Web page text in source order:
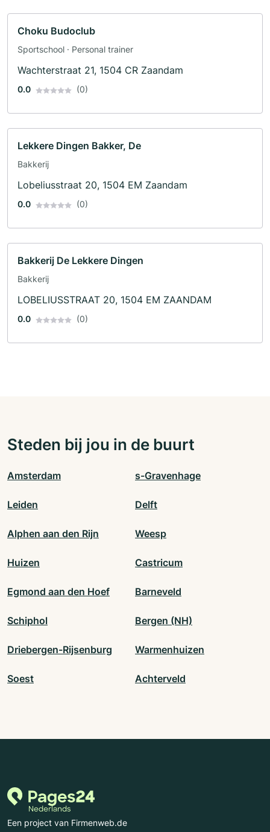
Choku Budoclub
Sportschool · Personal trainer
Wachterstraat 21, 1504 CR Zaandam
0.0 (0)
Lekkere Dingen Bakker, De
Bakkerij
Lobeliusstraat 20, 1504 EM Zaandam
0.0 (0)
Bakkerij De Lekkere Dingen
Bakkerij
LOBELIUSSTRAAT 20, 1504 EM ZAANDAM
0.0 (0)
Steden bij jou in de buurt
Amsterdam s-Gravenhage
Leiden Delft
Alphen aan den Rijn Weesp
Huizen Castricum
Egmond aan den Hoef Barneveld
Schiphol Bergen (NH)
Driebergen-Rijsenburg Warmenhuizen
Soest Achterveld
Een project van Firmenweb.de